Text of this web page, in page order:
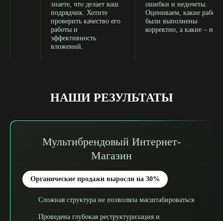
знаете, что делает ваш
подрядчик. Хотите
проверить качество его
работы и
эффективность
вложений.
ошибки и недочеты.
Оцениваем, какие работы
были выполнены
корректно, а какие – нет.
НАШИ РЕЗУЛЬТАТЫ
Мультибрендовый Интернет-
Магазин
Органические продажи выросли на 30%
Сложная структура не позволяла масштабироваться
Проведена глубокая реструктуризация и